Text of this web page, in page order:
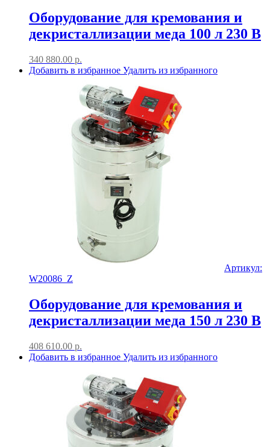
Оборудование для кремования и
декристаллизации меда 100 л 230 В
340 880.00 р.
Добавить в избранное Удалить из избранного
Артикул:
W20086_Z
Оборудование для кремования и
декристаллизации меда 150 л 230 В
408 610.00 р.
Добавить в избранное Удалить из избранного